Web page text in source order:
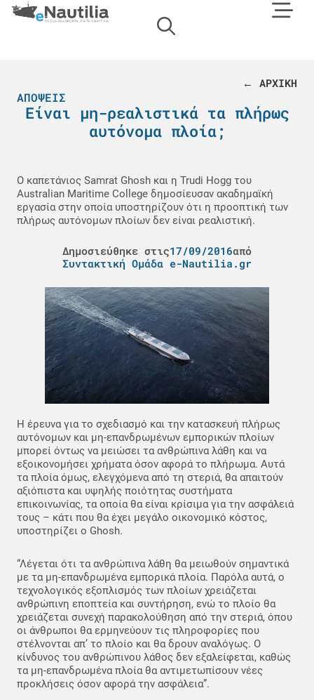
← ΑΡΧΙΚΗ
ΑΠΌΨΕΙΣ
Είναι μη-ρεαλιστικά τα πλήρως
αυτόνομα πλοία;
Ο καπετάνιος Samrat Ghosh και η Trudi Hogg του
Australian Maritime College δημοσίευσαν ακαδημαϊκή
εργασία στην οποία υποστηρίζουν ότι η προοπτική των
πλήρως αυτόνομων πλοίων δεν είναι ρεαλιστική.
Δημοσιεύθηκε στις17/09/2016από
Συντακτική Ομάδα e-Nautilia.gr
Η έρευνα για το σχεδιασμό και την κατασκευή πλήρως
αυτόνομων και μη-επανδρωμένων εμπορικών πλοίων
μπορεί όντως να μειώσει τα ανθρώπινα λάθη και να
εξοικονομήσει χρήματα όσον αφορά το πλήρωμα. Αυτά
τα πλοία όμως, ελεγχόμενα από τη στεριά, θα απαιτούν
αξιόπιστα και υψηλής ποιότητας συστήματα
επικοινωνίας, τα οποία θα είναι κρίσιμα για την ασφάλειά
τους – κάτι που θα έχει μεγάλο οικονομικό κόστος,
υποστηρίζει ο Ghosh.
“Λέγεται ότι τα ανθρώπινα λάθη θα μειωθούν σημαντικά
με τα μη-επανδρωμένα εμπορικά πλοία. Παρόλα αυτά, ο
τεχνολογικός εξοπλισμός των πλοίων χρειάζεται
ανθρώπινη εποπτεία και συντήρηση, ενώ το πλοίο θα
χρειάζεται συνεχή παρακολούθηση από την στεριά, όπου
οι άνθρωποι θα ερμηνεύουν τις πληροφορίες που
στέλνονται απ’ το πλοίο και θα δρουν αναλόγως. Ο
κίνδυνος του ανθρώπινου λάθος δεν εξαλείφεται, καθώς
τα μη-επανδρωμένα πλοία θα αντιμετωπίσουν νέες
προκλήσεις όσον αφορά την ασφάλεια”.